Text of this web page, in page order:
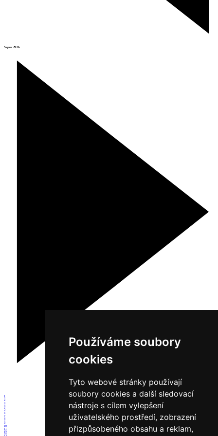
Používáme soubory
cookies
Tyto webové stránky používají
soubory cookies a další sledovací
nástroje s cílem vylepšení
uživatelského prostředí, zobrazení
přizpůsobeného obsahu a reklam,
Srpen 2026
1
2
3
4
5
6
7
8
9
10
11
12